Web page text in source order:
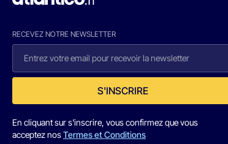
RECEVEZ NOTRE NEWSLETTER
S'INSCRIRE
En cliquant sur s'inscrire, vous confirmez que vous
acceptez nosTermes et Conditions